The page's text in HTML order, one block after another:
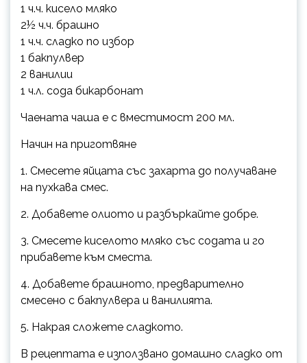
1 ч.ч. кисело мляко
2½ ч.ч. брашно
1 ч.ч. сладко по избор
1 бакпулвер
2 ванилии
1 ч.л. сода бикарбонат
Чаената чаша е с вместимост 200 мл.
Начин на приготвяне
1. Смесете яйцата със захарта до получаване
на пухкава смес.
2. Добавете олиото и разбъркайте добре.
3. Смесете киселото мляко със содата и го
прибавете към сместа.
4. Добавете брашното, предварително
смесено с бакпулвера и ванилията.
5. Накрая сложете сладкото.
В рецептата е използвано домашно сладко от